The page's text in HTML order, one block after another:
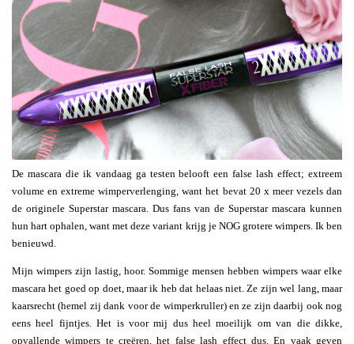
De mascara die ik vandaag ga testen belooft een false lash effect; extreem
volume en extreme wimperverlenging, want het bevat 20 x meer vezels dan
de originele Superstar mascara. Dus fans van de Superstar mascara kunnen
hun hart ophalen, want met deze variant krijg je NOG grotere wimpers. Ik ben
benieuwd.
Mijn wimpers zijn lastig, hoor. Sommige mensen hebben wimpers waar elke
mascara het goed op doet, maar ik heb dat helaas niet. Ze zijn wel lang, maar
kaarsrecht (hemel zij dank voor de wimperkruller) en ze zijn daarbij ook nog
eens heel fijntjes. Het is voor mij dus heel moeilijk om van die dikke,
opvallende wimpers te creëren, het false lash effect dus. En vaak geven